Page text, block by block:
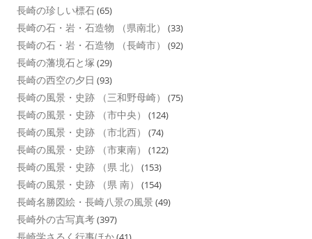
長崎の珍しい標石(65)
長崎の石・岩・石造物 （県南北） (33)
長崎の石・岩・石造物 （長崎市） (92)
長崎の藩境石と塚 (29)
長崎の西空の夕日 (93)
長崎の風景・史跡 （三和野母崎） (75)
長崎の風景・史跡 （市中央） (124)
長崎の風景・史跡 （市北西） (74)
長崎の風景・史跡 （市東南） (122)
長崎の風景・史跡 （県 北） (153)
長崎の風景・史跡 （県 南） (154)
長崎名勝図絵・長崎八景の風景 (49)
長崎外の古写真考(397)